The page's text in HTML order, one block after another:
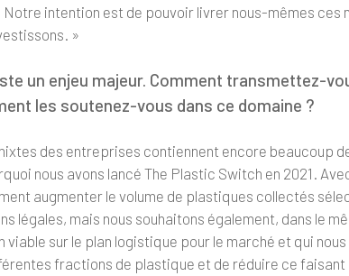
intention est de pouvoir livrer nous-mêmes ces
»
un enjeu majeur. Comment transmettez-
les soutenez-vous dans ce domaine ?
des entreprises contiennent encore beaucoup
nous avons lancé The Plastic Switch en 2021.
augmenter le volume de plastiques collectés
légales, mais nous souhaitons également, dans le
viable sur le plan logistique pour le marché et qui
fractions de plastique et de réduire ce faisant